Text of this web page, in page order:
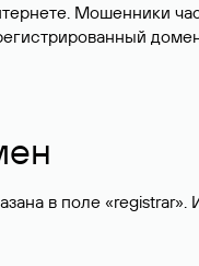
Мошенники
в поле «registrar».